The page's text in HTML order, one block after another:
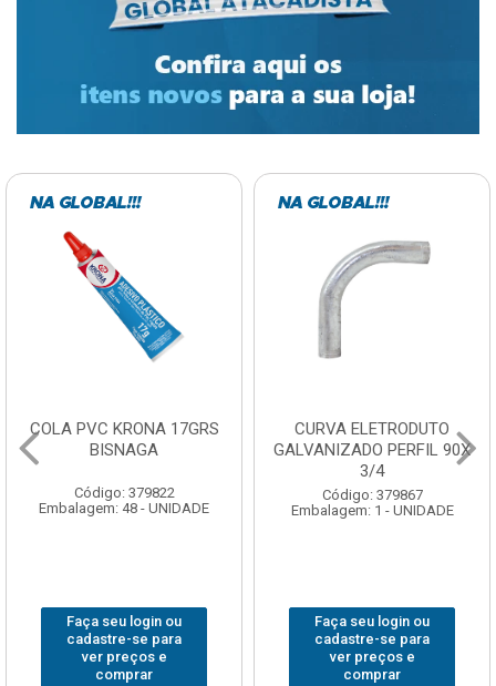
CURVA ELETRODUTO
GALVANIZADO PERFIL 90X
Código: 379867
Embalagem: 1 - UNIDADE
Faça seu login ou
cadastre-se para
ver preços e
comprar
SOQUETE COM
FOTOCELULA EXATRON
COM SENSOR SPT0E27XC
Código: 379788
Embalagem: 1 - UNIDADE
Faça seu login ou
cadastre-se para
ver preços e
comprar